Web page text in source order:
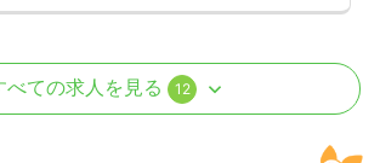
べての求人を見る 12